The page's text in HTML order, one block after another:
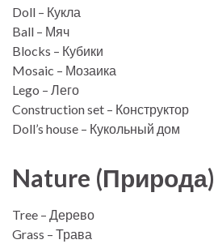
Doll – Кукла
Ball – Мяч
Blocks – Кубики
Mosaic – Мозаика
Lego – Лего
Construction set – Конструктор
Doll’s house – Кукольный дом
Nature (Природа)
Tree – Дерево
Grass – Трава